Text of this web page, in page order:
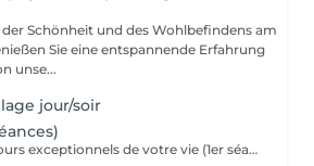
Schönheit und des Wohlbefindens am
Sie eine entspannende Erfahrung
unse...
jour/soir
Maquillage pour les jours exceptionnels de votre vie (1er séance 90 minutes + 2 ème séance 60 minutes)